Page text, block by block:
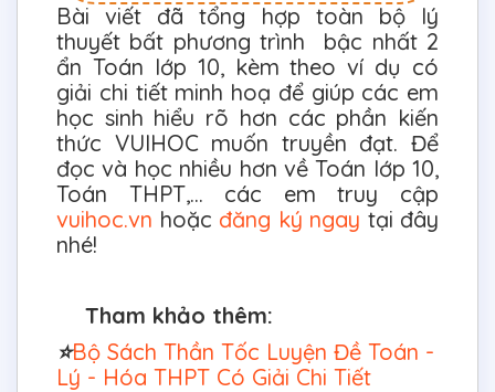
Bài viết đã tổng hợp toàn bộ lý
thuyết bất phương trình bậc nhất 2
ẩn Toán lớp 10, kèm theo ví dụ có
giải chi tiết minh hoạ để giúp các em
học sinh hiểu rõ hơn các phần kiến
thức VUIHOC muốn truyền đạt. Để
đọc và học nhiều hơn về Toán lớp 10,
Toán THPT,... các em truy cập
vuihoc.vn hoặc đăng ký ngay tại đây
nhé!
Tham khảo thêm:
⭐Bộ Sách Thần Tốc Luyện Đề Toán -
Lý - Hóa THPT Có Giải Chi Tiết